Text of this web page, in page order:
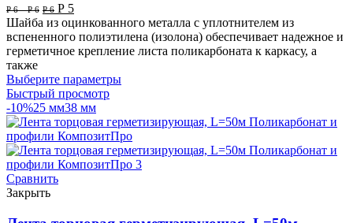
Р6–Р6 Р6 Р 5
Шайба из оцинкованного металла с уплотнителем из
вспененного полиэтилена (изолона) обеспечивает надежное и
герметичное крепление листа поликарбоната к каркасу, а
также
Выберите параметры
Быстрый просмотр
-10%25 мм38 мм
Сравнить
Закрыть